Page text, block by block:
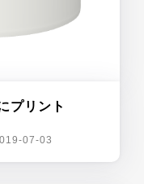
プリント
07-03